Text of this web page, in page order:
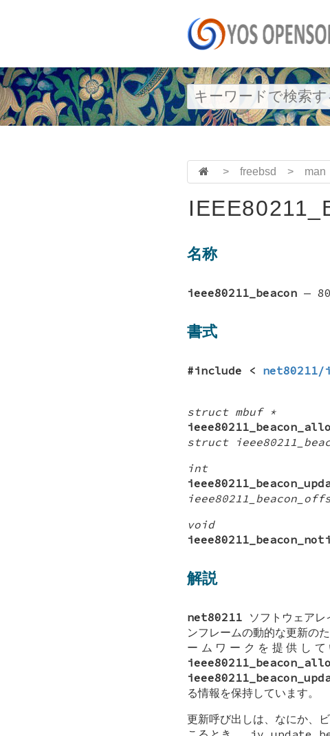
> freebsd > man
名称
ieee80211_beacon —
書式
#include < net80211/
struct mbuf *
struct
int
void
解説
net80211 ソフトウェア
ンフレームの動的な更新の
ームワークを提供し
る情報を保持しています。
更新呼び出しは、なにか、